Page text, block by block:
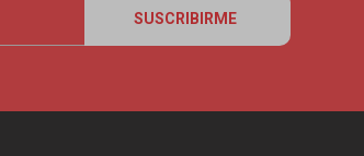
SUSCRIBIRME